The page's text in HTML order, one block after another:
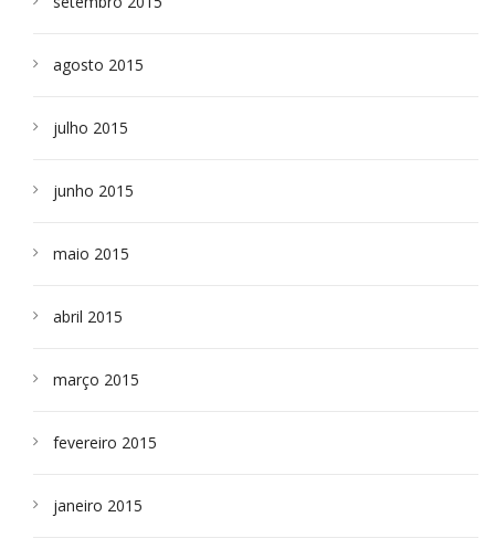
agosto 2015
julho 2015
junho 2015
maio 2015
abril 2015
março 2015
fevereiro 2015
janeiro 2015